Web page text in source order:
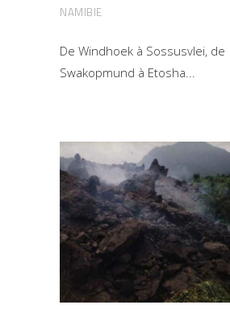
NAMIBIE
De Windhoek à Sossusvlei, de
Swakopmund à Etosha